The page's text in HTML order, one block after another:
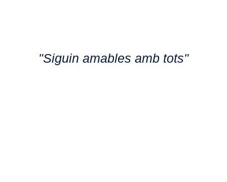
"Siguin amables amb tots"